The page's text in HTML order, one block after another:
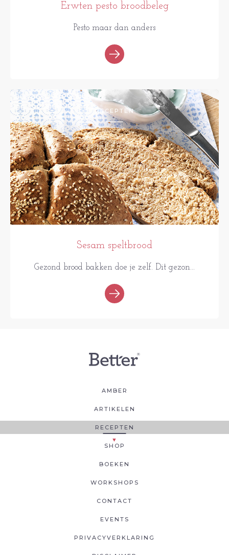
Erwten pesto broodbeleg
Pesto maar dan anders
RECEPTEN
Sesam speltbrood
Gezond brood bakken doe je zelf. Dit gezon...
AMBER
ARTIKELEN
RECEPTEN
SHOP
BOEKEN
WORKSHOPS
CONTACT
EVENTS
PRIVACYVERKLARING